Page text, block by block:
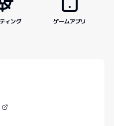
ィング ゲームアプリ